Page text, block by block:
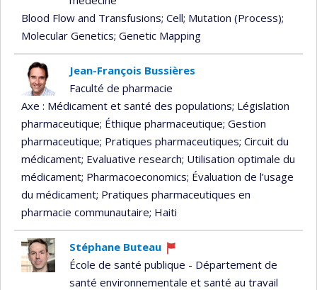
Blood Flow and Transfusions; Cell; Mutation (Process);
Molecular Genetics; Genetic Mapping
Jean-François Bussières
Faculté de pharmacie
Axe : Médicament et santé des populations; Législation
pharmaceutique; Éthique pharmaceutique; Gestion
pharmaceutique; Pratiques pharmaceutiques; Circuit du
médicament; Evaluative research; Utilisation optimale du
médicament; Pharmacoeconomics; Évaluation de l’usage
du médicament; Pratiques pharmaceutiques en
pharmacie communautaire; Haiti
Stéphane Buteau
Currently
recruiting
École de santé publique - Département de
santé environnementale et santé au travail